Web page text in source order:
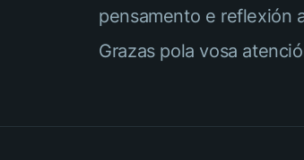
pensamento e reflexión
Grazas pola vosa